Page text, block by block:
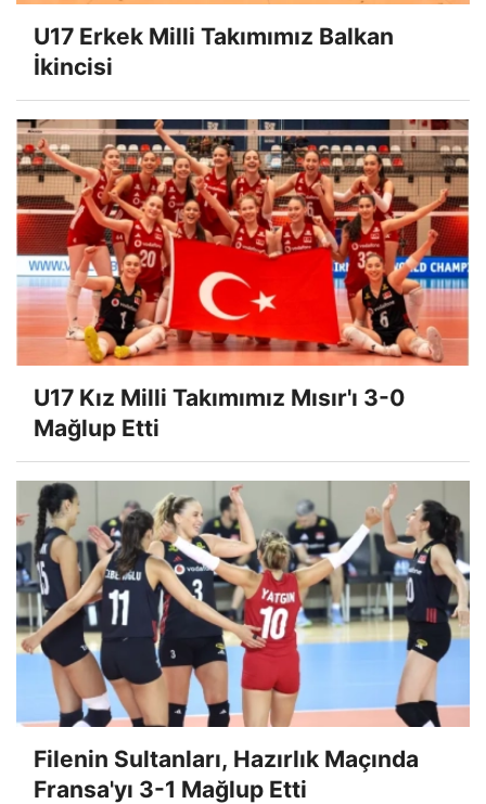
U17 Erkek Milli Takımımız Balkan
İkincisi
U17 Kız Milli Takımımız Mısır'ı 3-0
Mağlup Etti
Filenin Sultanları, Hazırlık Maçında
Fransa'yı 3-1 Mağlup Etti